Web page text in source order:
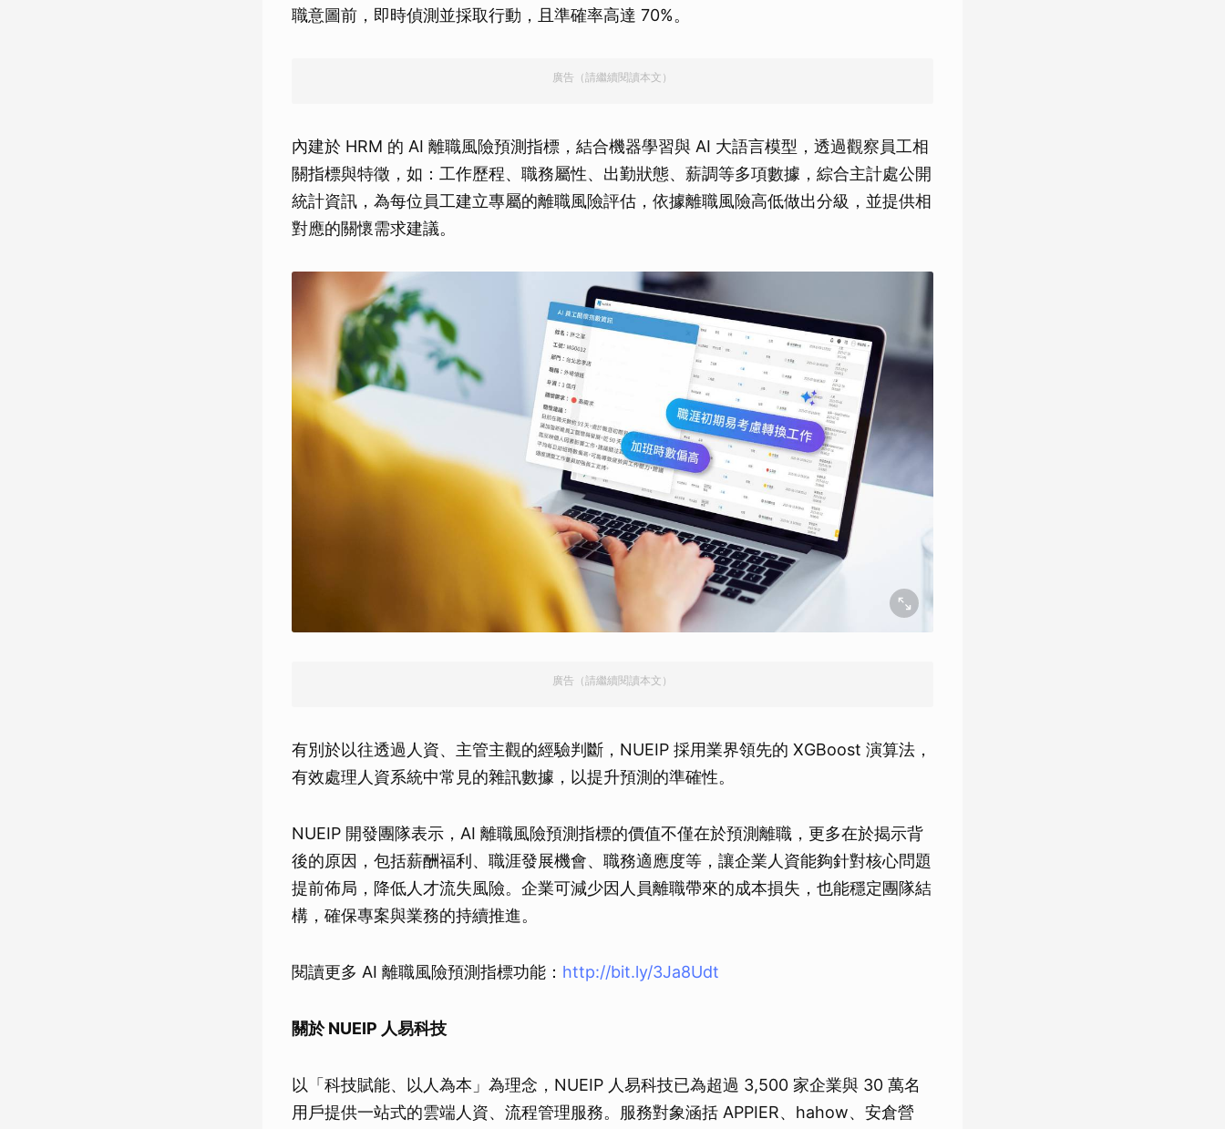
職意圖前，即時偵測並採取行動，且準確率高達 70%。
廣告（請繼續閱讀本文）
內建於 HRM 的 AI 離職風險預測指標，結合機器學習與 AI 大語言模型，透過觀察員工相
關指標與特徵，如：工作歷程、職務屬性、出勤狀態、薪調等多項數據，綜合主計處公開
統計資訊，為每位員工建立專屬的離職風險評估，依據離職風險高低做出分級，並提供相
對應的關懷需求建議。
廣告（請繼續閱讀本文）
有別於以往透過人資、主管主觀的經驗判斷，NUEIP 採用業界領先的 XGBoost 演算法，
有效處理人資系統中常見的雜訊數據，以提升預測的準確性。
NUEIP 開發團隊表示，AI 離職風險預測指標的價值不僅在於預測離職，更多在於揭示背
後的原因，包括薪酬福利、職涯發展機會、職務適應度等，讓企業人資能夠針對核心問題
提前佈局，降低人才流失風險。企業可減少因人員離職帶來的成本損失，也能穩定團隊結
構，確保專案與業務的持續推進。
閱讀更多 AI 離職風險預測指標功能： http://bit.ly/3Ja8Udt
關於 NUEIP 人易科技
以「科技賦能、以人為本」為理念，NUEIP 人易科技已為超過 3,500 家企業與 30 萬名
用戶提供一站式的雲端人資、流程管理服務。服務對象涵括 APPIER、hahow、安倉營